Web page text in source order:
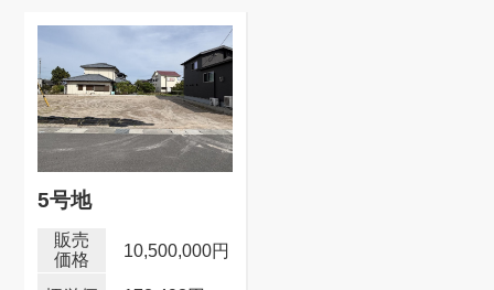
5号地
10,500,000円